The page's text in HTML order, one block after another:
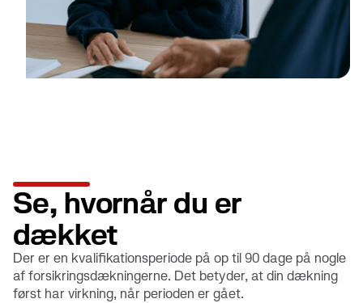
Se, hvornår du er
dækket
Der er en kvalifikationsperiode på op til 90 dage på nogle
af forsikringsdækningerne. Det betyder, at din dækning
først har virkning, når perioden er gået.